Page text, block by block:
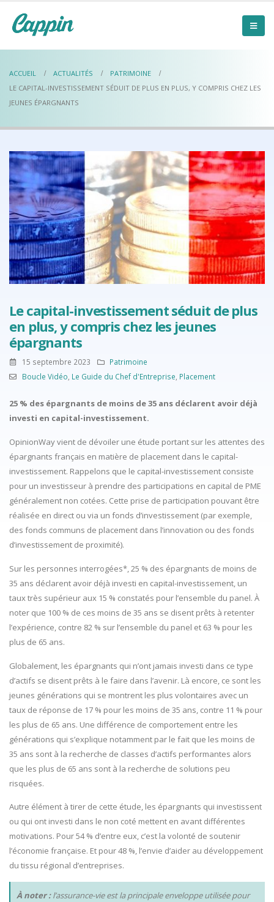
ACCUEIL ACTUALITÉS
PATRIMOINE
LE CAPITAL-INVESTISSEMENT SÉDUIT DE PLUS EN PLUS, Y COMPRIS CHEZ LES
JEUNES ÉPARGNANTS
Le capital-investissement séduit de plus
en plus, y compris chez les jeunes
épargnants
15 septembre 2023
Patrimoine
Boucle Vidéo Le Guide du Chef d'Entreprise Placement
25 % des épargnants de moins de 35 ans déclarent avoir déjà
investi en capital-investissement.
OpinionWay vient de dévoiler une étude portant sur les attentes des
épargnants français en matière de placement dans le capital-
investissement. Rappelons que le capital-investissement consiste
pour un investisseur à prendre des participations en capital de PME
généralement non cotées. Cette prise de participation pouvant être
réalisée en direct ou via un fonds d’investissement (par exemple,
des fonds communs de placement dans l’innovation ou des fonds
d’investissement de proximité).
Sur les personnes interrogées*, 25 % des épargnants de moins de
35 ans déclarent avoir déjà investi en capital-investissement, un
taux très supérieur aux 15 % constatés pour l’ensemble du panel. À
noter que 100 % de ces moins de 35 ans se disent prêts à retenter
l’expérience, contre 82 % sur l’ensemble du panel et 63 % pour les
plus de 65 ans.
Globalement, les épargnants qui n’ont jamais investi dans ce type
d’actifs se disent prêts à le faire dans l’avenir. Là encore, ce sont les
jeunes générations qui se montrent les plus volontaires avec un
taux de réponse de 17 % pour les moins de 35 ans, contre 11 % pour
les plus de 65 ans. Une différence de comportement entre les
générations qui s’explique notamment par le fait que les moins de
35 ans sont à la recherche de classes d’actifs performantes alors
que les plus de 65 ans sont à la recherche de solutions peu
risquées.
Autre élément à tirer de cette étude, les épargnants qui investissent
ou qui ont investi dans le non coté mettent en avant différentes
motivations. Pour 54 % d’entre eux, c’est la volonté de soutenir
l’économie française. Et pour 48 %, l’envie d’aider au développement
du tissu régional d’entreprises.
À noter :l’assurance-vie est la principale enveloppe utilisée pour